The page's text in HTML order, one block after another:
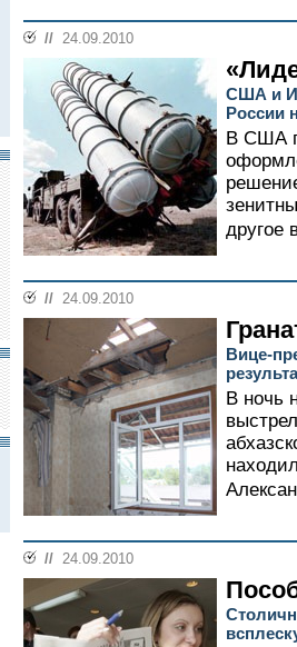
// 24.09.2010
США и
России
В США
другое
// 24.09.2010
Вице-
В ночь
// 24.09.2010